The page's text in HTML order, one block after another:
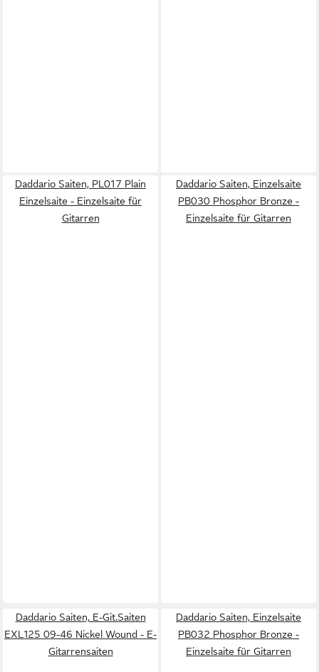
Daddario Saiten, PL017 Plain
Einzelsaite - Einzelsaite für
Gitarren
Daddario Saiten, Einzelsaite
PB030 Phosphor Bronze -
Einzelsaite für Gitarren
Daddario Saiten, E-Git.Saiten
EXL125 09-46 Nickel Wound - E-
Gitarrensaiten
Daddario Saiten, Einzelsaite
PB032 Phosphor Bronze -
Einzelsaite für Gitarren